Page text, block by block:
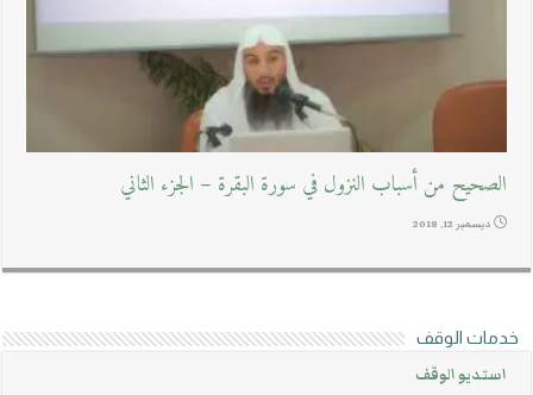
الصحيح من أسباب النزول في سورة البقرة – الجزء الثاني
ديسمبر 12, 2018
خدمات الوقف
استديو الوقف